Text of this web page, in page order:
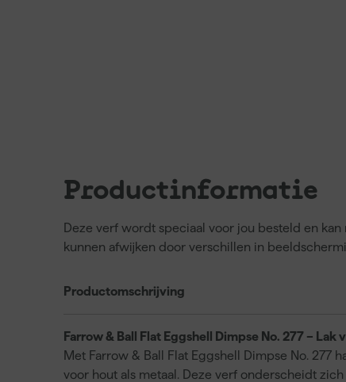
Productinformatie
Deze verf wordt speciaal voor jou besteld en
kunnen afwijken door verschillen in
Productomschrijving
Farrow & Ball Flat Eggshell Dimpse No. 277 – Lak
Met Farrow & Ball Flat Eggshell Dimpse No. 277
voor hout als metaal. Deze verf onderscheidt